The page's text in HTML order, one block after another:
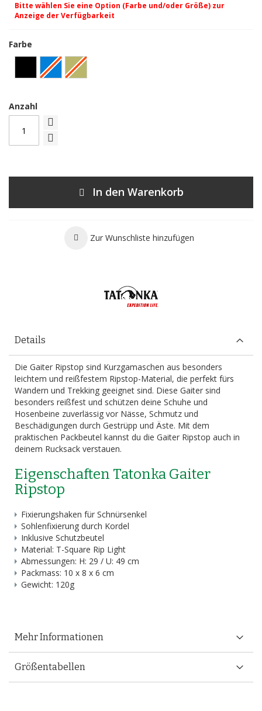
Bitte wählen Sie eine Option (Farbe und/oder Größe) zur
Anzeige der Verfügbarkeit
Farbe
Anzahl
In den Warenkorb
Zur Wunschliste hinzufügen
Details
Die Gaiter Ripstop sind Kurzgamaschen aus besonders
leichtem und reißfestem Ripstop-Material, die perfekt fürs
Wandern und Trekking geeignet sind. Diese Gaiter sind
besonders reißfest und schützen deine Schuhe und
Hosenbeine zuverlässig vor Nässe, Schmutz und
Beschädigungen durch Gestrüpp und Äste. Mit dem
praktischen Packbeutel kannst du die Gaiter Ripstop auch in
deinem Rucksack verstauen.
Eigenschaften Tatonka Gaiter
Ripstop
Fixierungshaken für Schnürsenkel
Sohlenfixierung durch Kordel
Inklusive Schutzbeutel
Material: T-Square Rip Light
Abmessungen: H: 29 / U: 49 cm
Packmass: 10 x 8 x 6 cm
Gewicht: 120g
Mehr Informationen
Größentabellen